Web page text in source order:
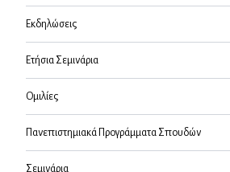
Εκδηλώσεις
Ετήσια Σεμινάρια
Ομιλίες
Πανεπιστημιακά Προγράμματα Σπουδών
Σεμινάρια